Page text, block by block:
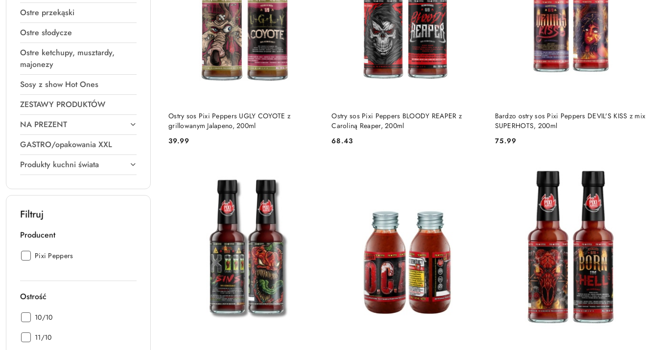
Ostre przekąski
Ostre słodycze
Ostre ketchupy, musztardy,
majonezy
Sosy z show Hot Ones
ZESTAWY PRODUKTÓW
NA PREZENT
GASTRO/opakowania XXL
Produkty kuchni świata
Filtruj
Producent
Producent:
Pixi Peppers
Ostrość
Ostrość:
10/10
Ostrość:
11/10
Ostry sos Pixi Peppers UGLY COYOTE z
grillowanym Jalapeno, 200ml
Cena:
39.99
DO KOSZYKA
Ostry sos Pixi Peppers BLOODY REAPER z
Caroliną Reaper, 200ml
Cena:
68.43
DO KOSZYKA
Bardzo ostry sos Pixi Peppers DEVIL'S KISS z mix
SUPERHOTS, 200ml
Cena:
75.99
DO KOSZYKA